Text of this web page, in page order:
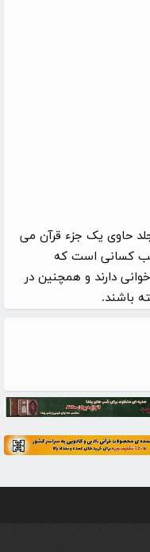
هر جلد حاوی یک جزء قرآن می
کسانی است که
دارند و همچنین در
باشند.